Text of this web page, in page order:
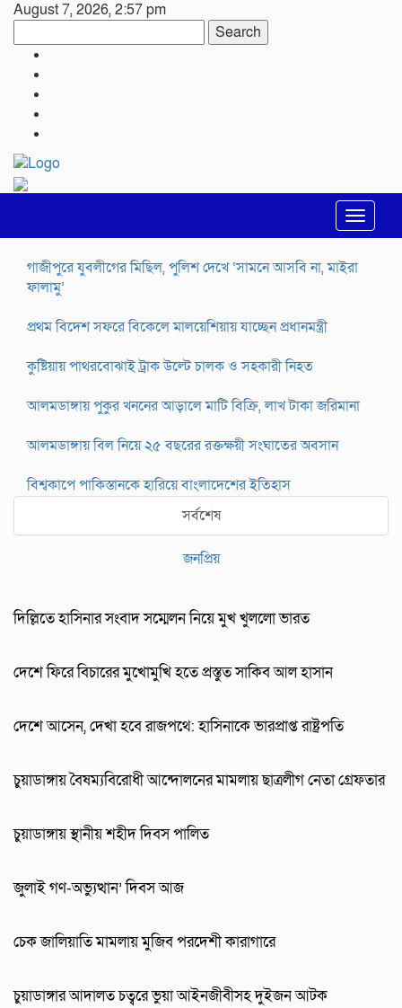
August 7, 2026, 2:57 pm
Search
Toggle
গাজীপুরে যুবলীগের মিছিল, পুলিশ দেখে ‘সামনে আসবি না, মাইরা
ফালামু’
প্রথম বিদেশ সফরে বিকেলে মালয়েশিয়ায় যাচ্ছেন প্রধানমন্ত্রী
কুষ্টিয়ায় পাথরবোঝাই ট্রাক উল্টে চালক ও সহকারী নিহত
আলমডাঙ্গায় পুকুর খননের আড়ালে মাটি বিক্রি, লাখ টাকা জরিমানা
আলমডাঙ্গায় বিল নিয়ে ২৫ বছরের রক্তক্ষয়ী সংঘাতের অবসান
বিশ্বকাপে পাকিস্তানকে হারিয়ে বাংলাদেশের ইতিহাস
সর্বশেষ
জনপ্রিয়
দিল্লিতে হাসিনার সংবাদ সম্মেলন নিয়ে মুখ খুললো ভারত
দেশে ফিরে বিচারের মুখোমুখি হতে প্রস্তুত সাকিব আল হাসান
দেশে আসেন, দেখা হবে রাজপথে: হাসিনাকে ভারপ্রাপ্ত রাষ্ট্রপতি
চুয়াডাঙ্গায় বৈষম্যবিরোধী আন্দোলনের মামলায় ছাত্রলীগ নেতা গ্রেফতার
চুয়াডাঙ্গায় স্থানীয় শহীদ দিবস পা‌লিত
জুলাই গণ-অভ্যুত্থান’ দিবস আজ
চেক জালিয়াতি মামলায় মুজিব পরদেশী কারাগারে
চুয়াডাঙ্গার আদালত চত্বরে ভুয়া আইনজীবীসহ দুইজন আটক